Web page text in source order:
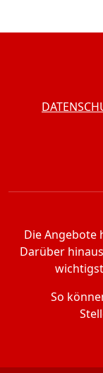
Die Angebote
Darüber
So